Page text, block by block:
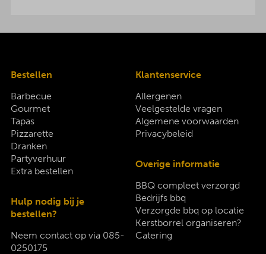
Bestellen
Barbecue
Gourmet
Tapas
Pizzarette
Dranken
Partyverhuur
Extra bestellen
Hulp nodig bij je
bestellen?
Neem contact op via 085-
0250175
Klantenservice
Allergenen
Veelgestelde vragen
Algemene voorwaarden
Privacybeleid
Overige informatie
BBQ compleet verzorgd
Bedrijfs bbq
Verzorgde bbq op locatie
Kerstborrel organiseren?
Catering